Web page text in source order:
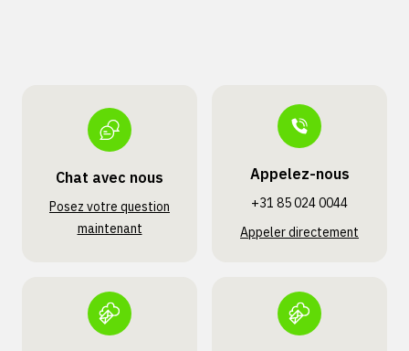
Chat avec nous
Posez votre question
maintenant
Appelez-nous
+31 85 024 0044
Appeler directement